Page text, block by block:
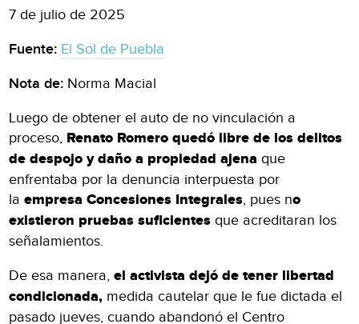
7 de julio de 2025
Fuente: El Sol de Puebla
Nota de: Norma Macial
Luego de obtener el auto de no vinculación a
proceso, Renato Romero quedó libre de los delitos
de despojo y daño a propiedad ajenaque
enfrentaba por la denuncia interpuesta por
laempresa Concesiones Integrales, pues no
existieron pruebas suficientesque acreditaran los
señalamientos.
De esa manera,el activista dejó de tener libertad
condicionada, medida cautelar que le fue dictada el
pasado jueves, cuando abandonó el Centro